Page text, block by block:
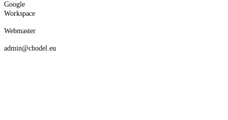
Google
Workspace
Webmaster
admin@chodel.eu